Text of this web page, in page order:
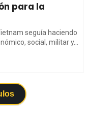
para la
seguía haciendo
social, militar y...